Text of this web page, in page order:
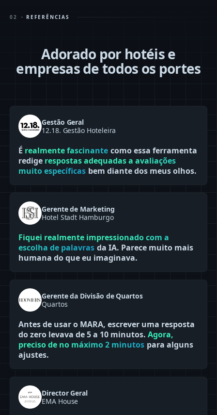
02 · REFERÊNCIAS
Adorado por hotéis e
empresas de todos os portes
Gestão Geral
12.18. Gestão Hoteleira
É realmente fascinante como essa ferramenta
redige respostas adequadas a avaliações
muito específicas bem diante dos meus olhos.
Gerente de Marketing
Hotel Stadt Hamburgo
Fiquei realmente impressionado com a
escolha de palavras da IA. Parece muito mais
humana do que eu imaginava.
Gerente da Divisão de Quartos
Quartos
Antes de usar o MARA, escrever uma resposta
do zero levava de 5 a 10 minutos. Agora,
preciso de no máximo 2 minutos para alguns
ajustes.
Director Geral
EMA House